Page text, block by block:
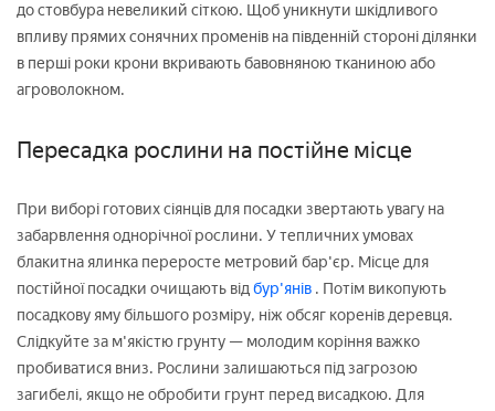
до стовбура невеликий сіткою. Щоб уникнути шкідливого
впливу прямих сонячних променів на південній стороні ділянки
в перші роки крони вкривають бавовняною тканиною або
агроволокном.
Пересадка рослини на постійне місце
При виборі готових сіянців для посадки звертають увагу на
забарвлення однорічної рослини. У тепличних умовах
блакитна ялинка переросте метровий бар'єр. Місце для
постійної посадки очищають відбур'янів . Потім викопують
посадкову яму більшого розміру, ніж обсяг коренів деревця.
Слідкуйте за м'якістю грунту — молодим коріння важко
пробиватися вниз. Рослини залишаються під загрозою
загибелі, якщо не обробити грунт перед висадкою. Для